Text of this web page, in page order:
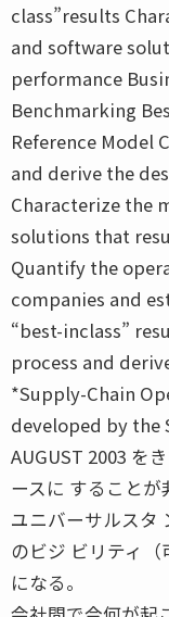
class”results
and software
performance
Benchmarking
Reference Model
and derive the
Characterize the
solutions that
Quantify the
companies and
“best-inclass”
process and
*Supply-Chain
developed by the
AUGUST 2003 を
ースに することが
ユニバーサルスタ
のビジ ビリティ
になる。